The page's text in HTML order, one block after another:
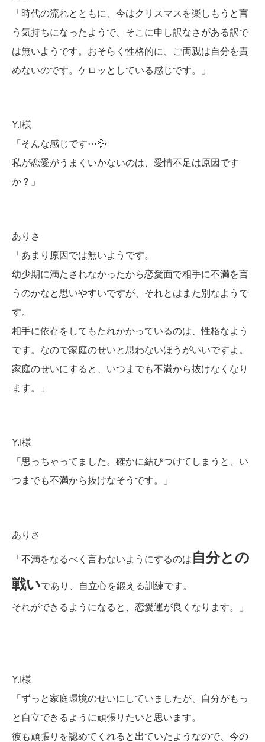
「時代の流れとともに、今はクリスマスを楽しもうと言
う気持ちになったようで、そこに申し訳なさがある訳で
は無いようです。おそらく性格的に、ご両親は自分を責
めないのです。ケロッとしている感じです。」
Y.I様
「そんな感じです⋯💦
私が恋愛がうまくいかないのは、愛情不足は原因です
か？」
ありさ
「あまり原因では無いようです。
幼少期に満たされなかったから恋愛面で相手に不満を言
うのかなと思いやすいですが、それとはまた別なようで
す。
相手に依存をしてもたれかかっているのは、性格なよう
です。なので家庭のせいと思わないほうがいいですよ。
家庭のせいにすると、いつまでも不満から抜けなくなり
ます。」
Y.I様
「思っちゃってました。確かに結びつけてしまうと、い
つまでも不満から抜けなそうです。」
ありさ
「不満をなるべく言わないようにするのは 自分との
戦いであり、自立心を鍛える訓練です。
それができるようになると、恋愛運が良くなります。」
Y.I様
「ずっと家庭環境のせいにしていましたが、自分がもっ
と自立できるように頑張りたいと思います。
彼も頑張りを認めてくれると出ていたようなので、今の